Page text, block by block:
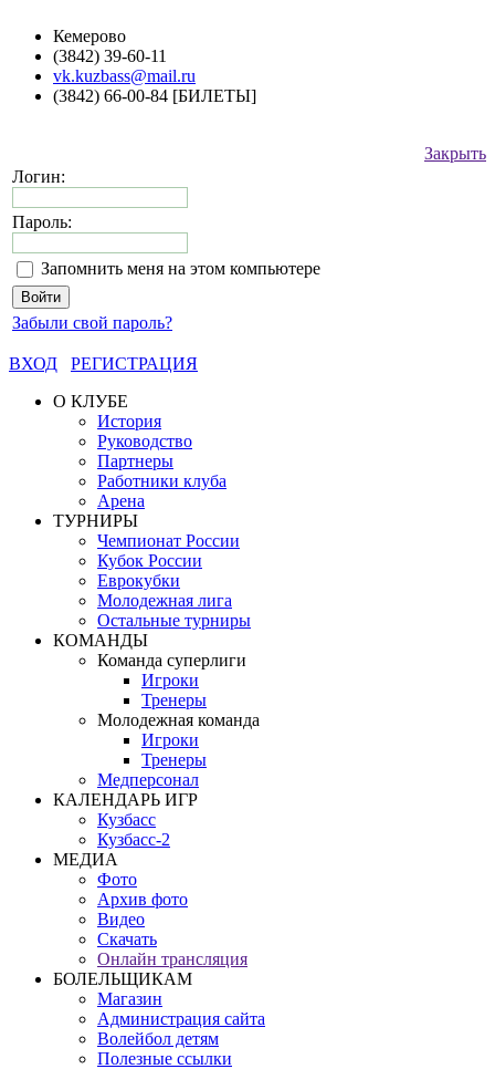
Кемерово
(3842) 39-60-11
vk.kuzbass@mail.ru
(3842) 66-00-84 [БИЛЕТЫ]
Закрыть
Логин:
Пароль:
Запомнить меня на этом компьютере
Забыли свой пароль?
ВХОД
РЕГИСТРАЦИЯ
О КЛУБЕ
История
Руководство
Партнеры
Работники клуба
Арена
ТУРНИРЫ
Чемпионат России
Кубок России
Еврокубки
Молодежная лига
Остальные турниры
КОМАНДЫ
Команда суперлиги
Игроки
Тренеры
Молодежная команда
Игроки
Тренеры
Медперсонал
КАЛЕНДАРЬ ИГР
Кузбасс
Кузбасс-2
МЕДИА
Фото
Архив фото
Видео
Скачать
Онлайн трансляция
БОЛЕЛЬЩИКАМ
Магазин
Администрация сайта
Волейбол детям
Полезные ссылки